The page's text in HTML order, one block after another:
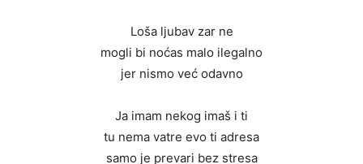
Loša ljubav zar ne
mogli bi noćas malo ilegalno
jer nismo već odavno
Ja imam nekog imaš i ti
tu nema vatre evo ti adresa
samo je prevari bez stresa